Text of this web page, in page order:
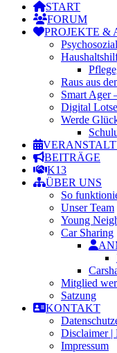
START
FORUM
PROJEKTE &
Raus aus
Smart Ager
Digital
Werde
BEITRÄGE
K13
ÜBER UNS
So
Unser Team
Young
Car Sharing
Mitglied
Satzung
KONTAKT
Disclaimer |
Impressum